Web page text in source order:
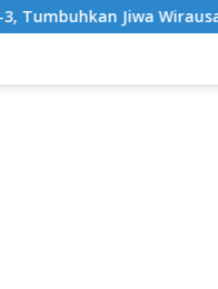
Sejak Dini